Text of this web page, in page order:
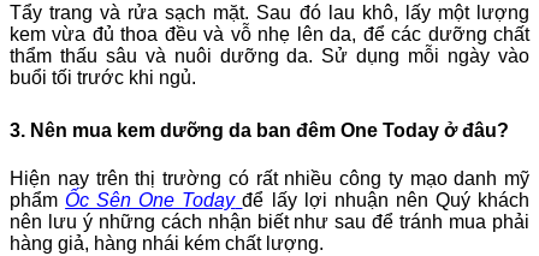
Tẩy trang và rửa sạch mặt. Sau đó lau khô, lấy một lượng
kem vừa đủ thoa đều và vỗ nhẹ lên da, để các dưỡng chất
thẩm thấu sâu và nuôi dưỡng da. Sử dụng mỗi ngày vào
buổi tối trước khi ngủ.
3. Nên mua kem dưỡng da ban đêm One Today ở đâu?
Hiện nay trên thị trường có rất nhiều công ty mạo danh mỹ
phẩmỐc Sên One Today để lấy lợi nhuận nên Quý khách
nên lưu ý những cách nhận biết như sau để tránh mua phải
hàng giả, hàng nhái kém chất lượng.